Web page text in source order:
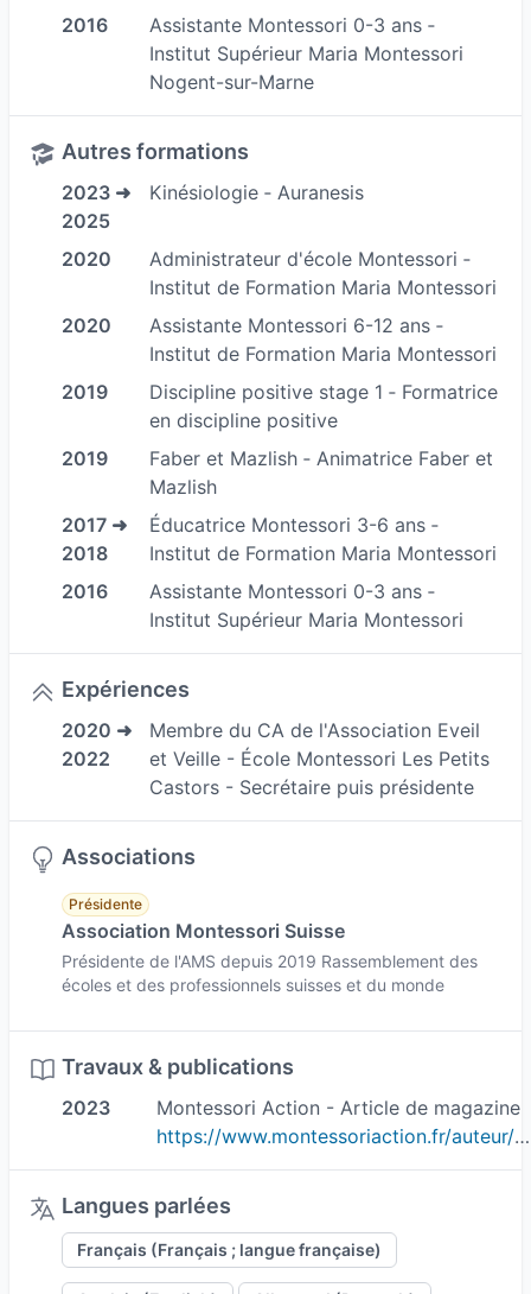
^^
J'observe que malheureusement les-dits
alimentation, se contrôler et craquer... au lieu de
s'écouter : ses besoins alimentaires et / ou
émotionnels et / ou de rythme (fatigue) et / ou
de tout autre chose !
Si tout d'un coup vous n'avez envie que d'un
certain type d'aliment, cela peut signifier que
vous vivez une émotion intense qui ne parvient
pas à s'exprimer autrement. C'est une piste
parmi tant d'autre que l'on peut explorer via la
kinésiologie pour apaiser des problématiques
alimentaires.
Peur du jugement ? Aucun souci avec moi !
Je vous comprends complètement, en obésité,
depuis des années, j'ai pu tester différentes
techniques et j'avance petit à petit dans un
retour à la normale.
Courage à chacun d'entre nous !
Je reçois des personnes sur tout type de
thématique également !
Retrouvez mes actualités sur mes pages
Facebook et Instagram : MLD Kinesio ! :-)
tout âge.
La kinésiologie est une technique douce pour
libérer les blocages physiques et émotionnels
pour retrouver équilibre et bien-être.
L'outil principal de la kinésiologie est le
neuromusculaire, réalisé par pression douce le
2016
Assistante Montessori 0-3 ans ‐
Institut Supérieur Maria Montessori
Nogent-sur-Marne
Autres formations
2023 ➜
2025
Kinésiologie ‐ Auranesis
2020
Administrateur d'école Montessori ‐
Institut de Formation Maria Montessori
2020
Assistante Montessori 6-12 ans ‐
Institut de Formation Maria Montessori
2019
Discipline positive stage 1 ‐ Formatrice
en discipline positive
2019
Faber et Mazlish ‐ Animatrice Faber et
Mazlish
2017 ➜
2018
Éducatrice Montessori 3-6 ans ‐
Institut de Formation Maria Montessori
2016
Assistante Montessori 0-3 ans ‐
Institut Supérieur Maria Montessori
Expériences
2020 ➜
2022
Membre du CA de l'Association Eveil
et Veille - École Montessori Les Petits
Castors - Secrétaire puis présidente
Associations
Présidente
Association Montessori Suisse
Présidente de l'AMS depuis 2019 Rassemblement des
écoles et des professionnels suisses et du monde
Travaux & publications
2023
Montessori Action - Article de magazine
https://www.montessoriaction.fr/auteur/marie-laure-debacker/
Langues parlées
Français (Français ; langue française)